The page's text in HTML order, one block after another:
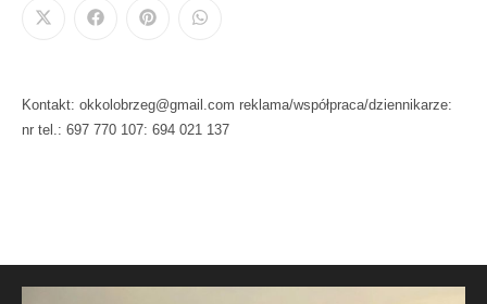
Kontakt: okkolobrzeg@gmail.com reklama/współpraca/dziennikarze:
nr tel.: 697 770 107: 694 021 137